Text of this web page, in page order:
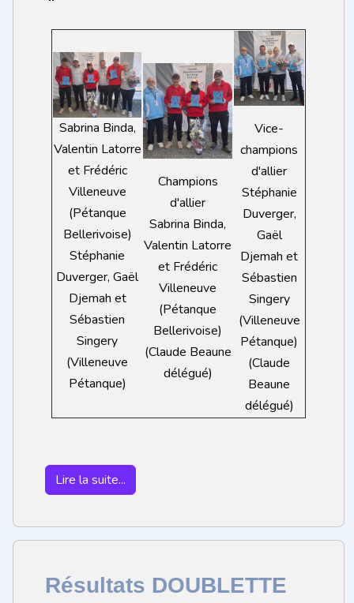
Sabrina Binda,
Valentin Latorre
et Frédéric
Villeneuve
(Pétanque
Bellerivoise)
Stéphanie
Duverger, Gaël
Djemah et
Sébastien
Singery
(Villeneuve
Pétanque)
Champions
d'allier
Sabrina Binda,
Valentin Latorre
et Frédéric
Villeneuve
(Pétanque
Bellerivoise)
(Claude Beaune
délégué)
Vice-
champions
d'allier
Stéphanie
Duverger,
Gaël
Djemah et
Sébastien
Singery
(Villeneuve
Pétanque)
(Claude
Beaune
délégué)
Lire la suite...
Résultats DOUBLETTE